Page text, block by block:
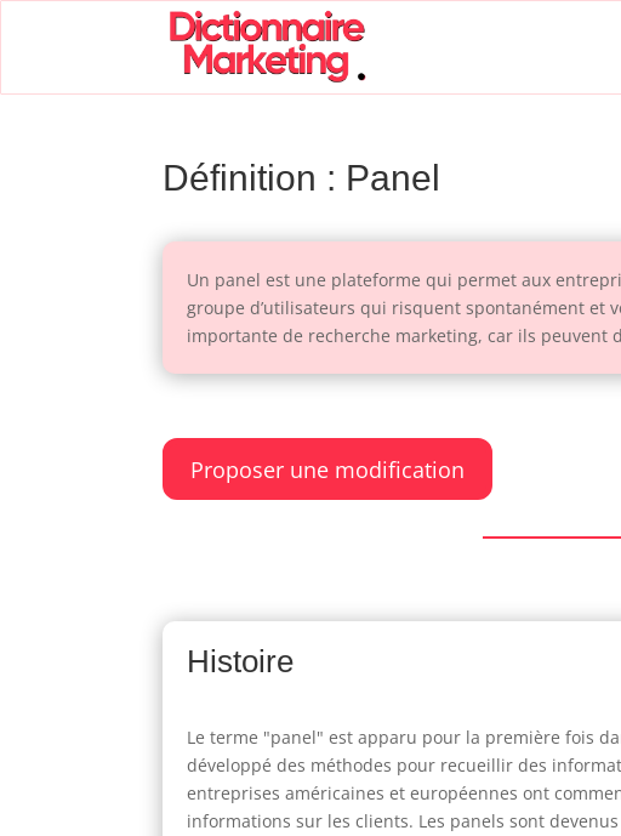
Définition : Panel
Un panel est une plateforme qui permet aux
groupe d’utilisateurs qui risquent spontanément et
importante de recherche marketing, car ils peuvent
Proposer une modification
Histoire
Le terme "panel" est apparu pour la première fois
développé des méthodes pour recueillir des
entreprises américaines et européennes ont
informations sur les clients. Les panels sont